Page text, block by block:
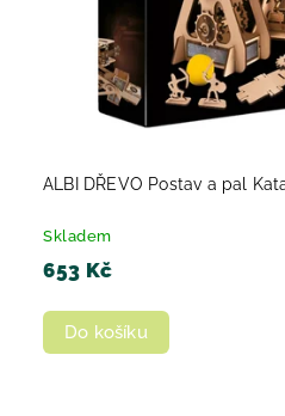
ALBI DŘEVO Postav a pal
Skladem
653 Kč
Do košíku